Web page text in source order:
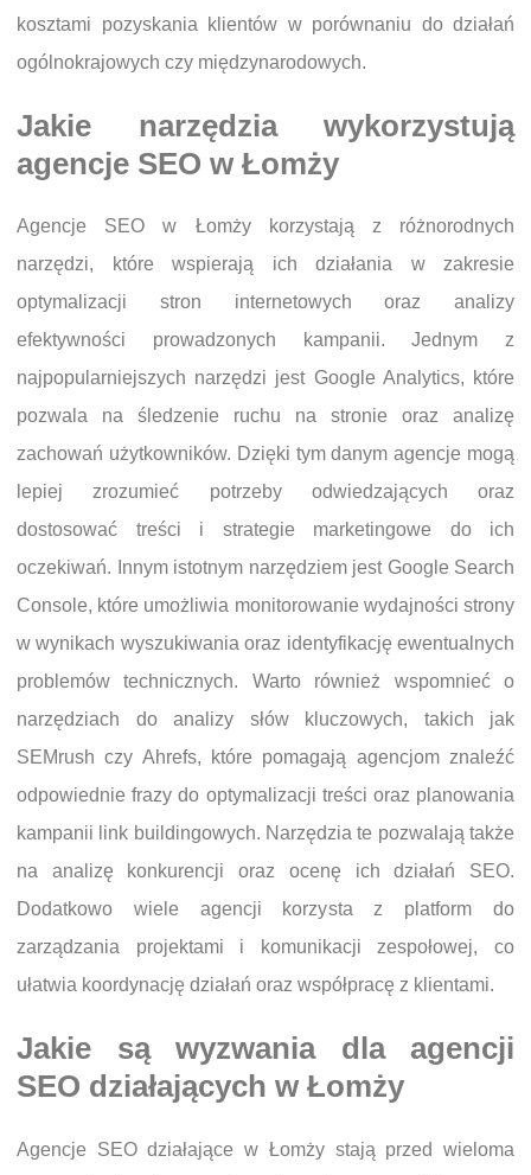
kosztami pozyskania klientów w porównaniu do działań
ogólnokrajowych czy międzynarodowych.
Jakie narzędzia wykorzystują
agencje SEO w Łomży
Agencje SEO w Łomży korzystają z różnorodnych
narzędzi, które wspierają ich działania w zakresie
optymalizacji stron internetowych oraz analizy
efektywności prowadzonych kampanii. Jednym z
najpopularniejszych narzędzi jest Google Analytics, które
pozwala na śledzenie ruchu na stronie oraz analizę
zachowań użytkowników. Dzięki tym danym agencje mogą
lepiej zrozumieć potrzeby odwiedzających oraz
dostosować treści i strategie marketingowe do ich
oczekiwań. Innym istotnym narzędziem jest Google Search
Console, które umożliwia monitorowanie wydajności strony
w wynikach wyszukiwania oraz identyfikację ewentualnych
problemów technicznych. Warto również wspomnieć o
narzędziach do analizy słów kluczowych, takich jak
SEMrush czy Ahrefs, które pomagają agencjom znaleźć
odpowiednie frazy do optymalizacji treści oraz planowania
kampanii link buildingowych. Narzędzia te pozwalają także
na analizę konkurencji oraz ocenę ich działań SEO.
Dodatkowo wiele agencji korzysta z platform do
zarządzania projektami i komunikacji zespołowej, co
ułatwia koordynację działań oraz współpracę z klientami.
Jakie są wyzwania dla agencji
SEO działających w Łomży
Agencje SEO działające w Łomży stają przed wieloma